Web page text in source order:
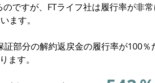
ですが、FTライフ社は履行率が非
ます。
部分の解約返戻金の履行率が100
ます。